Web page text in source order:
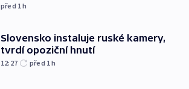
před 1h
Slovensko instaluje ruské kamery,
tvrdí opoziční hnutí
12:27 před 1h